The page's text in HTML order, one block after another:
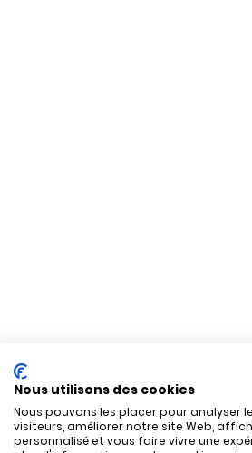
Nous utilisons des cookies
Nous pouvons les placer pour analyser
visiteurs, améliorer notre site Web,
personnalisé et vous faire vivre une